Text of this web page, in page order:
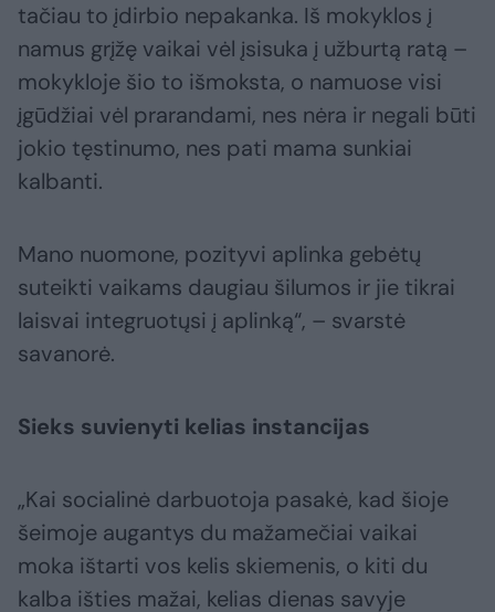
tačiau to įdirbio nepakanka. Iš mokyklos į
namus grįžę vaikai vėl įsisuka į užburtą ratą –
mokykloje šio to išmoksta, o namuose visi
įgūdžiai vėl prarandami, nes nėra ir negali būti
jokio tęstinumo, nes pati mama sunkiai
kalbanti.
Mano nuomone, pozityvi aplinka gebėtų
suteikti vaikams daugiau šilumos ir jie tikrai
laisvai integruotųsi į aplinką“, – svarstė
savanorė.
Sieks suvienyti kelias instancijas
„Kai socialinė darbuotoja pasakė, kad šioje
šeimoje augantys du mažamečiai vaikai
moka ištarti vos kelis skiemenis, o kiti du
kalba išties mažai, kelias dienas savyje